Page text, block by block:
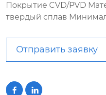
Покрытие CVD/PVD
твердый сплав
Отправить заявку
 